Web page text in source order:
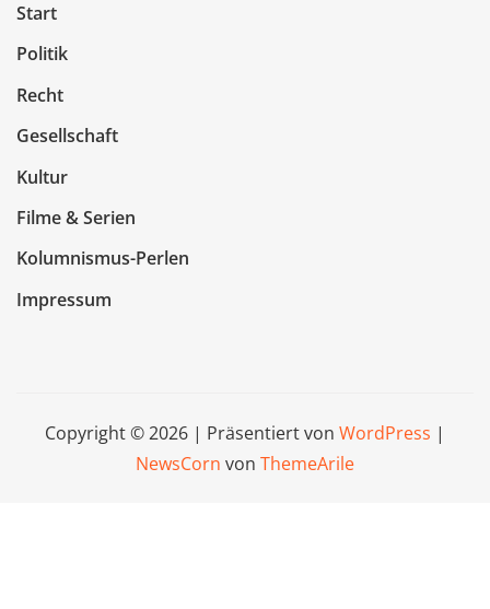
Start
Politik
Recht
Gesellschaft
Kultur
Filme & Serien
Kolumnismus-Perlen
Impressum
Copyright © 2026 | Präsentiert von WordPress |
NewsCorn von ThemeArile